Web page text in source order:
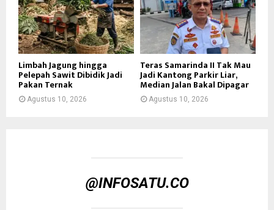
Limbah Jagung hingga
Pelepah Sawit Dibidik Jadi
Pakan Ternak
Agustus 10, 2026
Teras Samarinda II Tak Mau
Jadi Kantong Parkir Liar,
Median Jalan Bakal Dipagar
Agustus 10, 2026
@INFOSATU.CO